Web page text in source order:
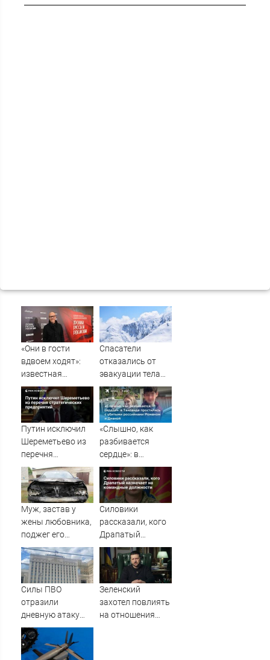
«Они в гости
вдвоем ходят»:
известная
журналистка
подтвердила
роман
Бондарчука и
Исаковой
Спасатели
отказались от
эвакуации тела
Натальи
Наговицыной с
семитысячника
Путин исключил
Шереметьево из
перечня
стратегических
предприятий
«Слышно, как
разбивается
сердце»: в
Таиланде
простились с
убитыми
россиянами
Дианой
Муж, застав у
жены любовника,
поджег его
машину
Силовики
рассказали, кого
Драпатый
назначает на
командные
должности
Силы ПВО
отразили
дневную атаку
БПЛА на
Рязанскую
область
Зеленский
захотел повлиять
на отношения